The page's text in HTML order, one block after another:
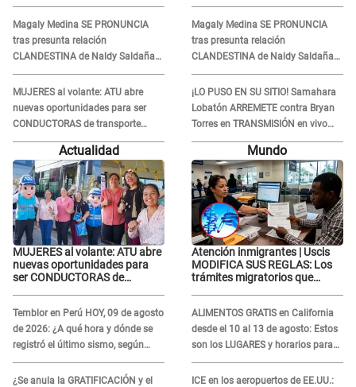
justicia”
Magaly Medina SE PRONUNCIA
tras presunta relación
CLANDESTINA de Naldy Saldaña
con animador de La Bella Luz: "Es
lo más sucio"
MUJERES al volante: ATU abre
nuevas oportunidades para ser
CONDUCTORAS de transporte
público en Lima y Callao
justicia”
Magaly Medina SE PRONUNCIA
tras presunta relación
CLANDESTINA de Naldy Saldaña
con animador de La Bella Luz: "Es
lo más sucio"
¡LO PUSO EN SU SITIO! Samahara
Lobatón ARREMETE contra Bryan
Torres en TRANSMISIÓN en vivo
tras nueva DENUNCIA: “Le molesta
verme regia...”
Actualidad
MUJERES al volante: ATU abre
nuevas oportunidades para
ser CONDUCTORAS de
Temblor en Perú HOY, 09 de agosto
de 2026: ¿A qué hora y dónde se
registró el último sismo, según
IGP?
¿Se anula la GRATIFICACIÓN y el
Mundo
Atención inmigrantes | Uscis
MODIFICA SUS REGLAS: Los
trámites migratorios que
ALIMENTOS GRATIS en California
desde el 10 al 13 de agosto: Estos
son los LUGARES y horarios para
recibir la ayuda
ICE en los aeropuertos de EE.UU.: